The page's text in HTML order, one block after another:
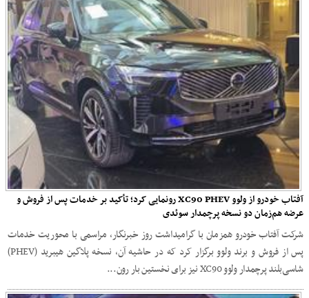
آفتاب خودرو از ولوو XC90 PHEV رونمایی کرد؛ تأکید بر خدمات پس از فروش و
عرضه هم‌زمان دو نسخه پرچمدار سوئدی
شرکت آفتاب خودرو همزمان با گرامیداشت روز خبرنگار، مراسمی با محوریت خدمات
پس از فروش و برند ولوو برگزار کرد که در حاشیه آن، نسخه پلاگین هیبرید (PHEV)
شاسی‌بلند پرچمدار ولوو XC90 نیز برای نخستین بار رون...